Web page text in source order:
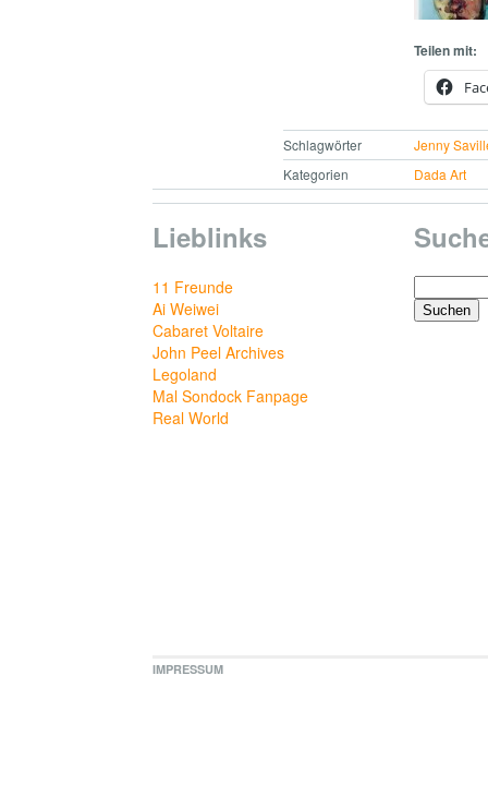
Teilen mit:
Schlagwörter
Jenny
Kategorien
Dada Art
Lieblinks
11 Freunde
Ai Weiwei
Cabaret Voltaire
John Peel Archives
Legoland
Mal Sondock Fanpage
Real World
Suchen
nach:
IMPRESSUM